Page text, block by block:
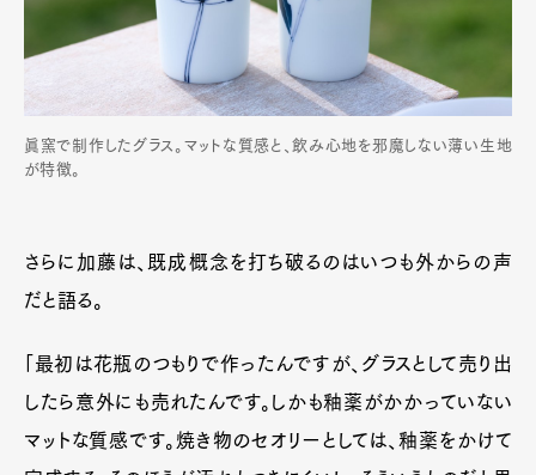
眞窯で制作したグラス。マットな質感と、飲み心地を邪魔しない薄い生地
が特徴。
さらに加藤は、既成概念を打ち破るのはいつも外からの声
だと語る。
「最初は花瓶のつもりで作ったんですが、グラスとして売り出
したら意外にも売れたんです。しかも釉薬がかかっていない
マットな質感です。焼き物のセオリーとしては、釉薬をかけて